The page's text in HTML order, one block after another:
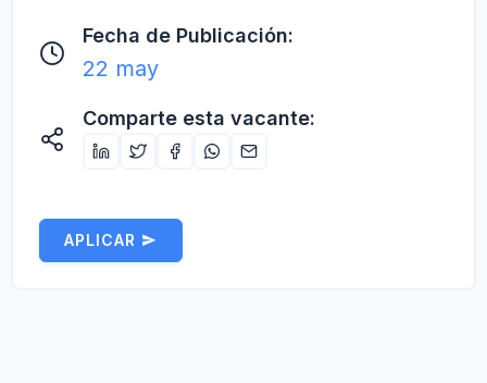
Fecha de Publicación:
22 may
Comparte esta vacante:
APLICAR